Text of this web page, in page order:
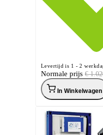
Levertijd is 1 - 2
Normale prijs €
In Winkelwagen